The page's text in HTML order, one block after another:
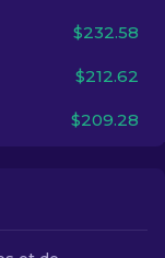
$232.58
$212.62
$209.28